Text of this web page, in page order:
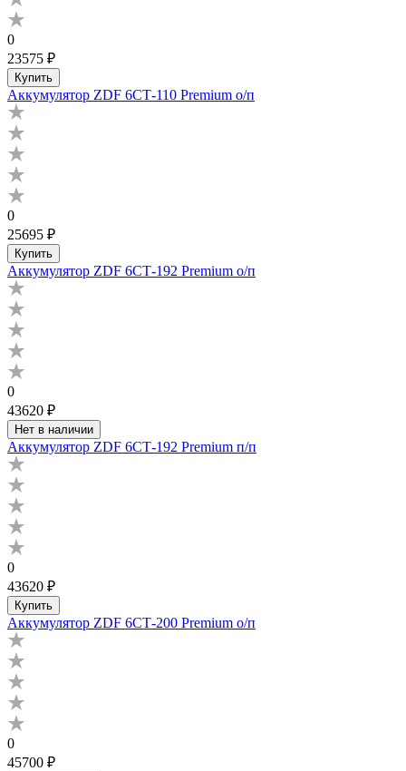
0
23575 ₽
Купить
Аккумулятор ZDF 6СТ-110 Premium о/п
0
25695 ₽
Купить
Аккумулятор ZDF 6СТ-192 Premium о/п
0
43620 ₽
Нет в наличии
Аккумулятор ZDF 6СТ-192 Premium п/п
0
43620 ₽
Купить
Аккумулятор ZDF 6СТ-200 Premium о/п
0
45700 ₽